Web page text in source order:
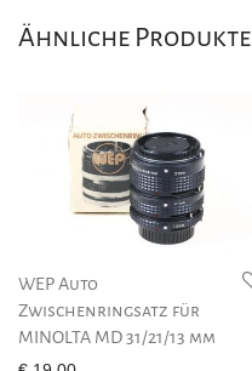
Ähnliche Produkte
WEP Auto
Zwischenringsatz für
MINOLTA MD 31/21/13 mm